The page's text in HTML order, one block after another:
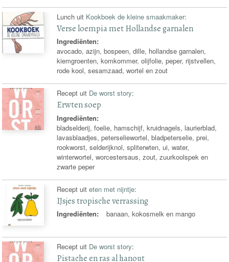
Lunch uit Kookboek de kleine smaakmaker:
Verse loempia met Hollandse garnalen
Ingrediënten:
avocado, azijn, bospeen, dille, hollandse garnalen,
kiemgroenten, komkommer, olijfolie, peper, rijstvellen,
rode kool, sesamzaad, wortel en zout
Recept uit De worst story:
Erwten soep
Ingrediënten:
bladselderij, foelie, hamschijf, kruidnagels, laurierblad,
lavasblaadjes, peterseliewortel, bladpeterselie, prei,
rookworst, selderijknol, spliterwten, ui, water,
winterwortel, worcestersaus, zout, zuurkoolspek en
zwarte peper
Recept uiteten met nijntje:
IJsjes tropische verrassing
Ingrediënten: banaan, kokosmelk en mango
Recept uit De worst story:
Pistache en ras al hanout